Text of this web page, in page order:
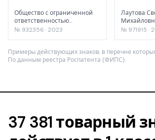
Общество с ограниченной
ответственностью
"ЛИННИМАКС Профешнл
№ 932356 · 2023
Лаутова
№ 971915 ·
Примеры действующих знаков, в перечне
По данным реестра Роспатента (ФИПС).
37 381 товарный